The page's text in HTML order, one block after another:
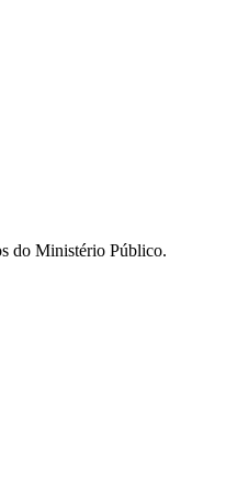
do Ministério Público.